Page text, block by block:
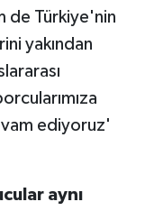
de Türkiye'nin
yakından
ediyoruz'
aynı